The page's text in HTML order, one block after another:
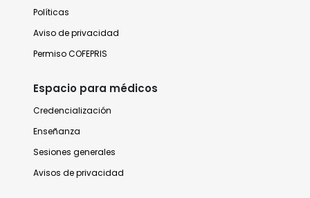
Políticas
Aviso de privacidad
Permiso COFEPRIS
Espacio para médicos
Credencialización
Enseñanza
Sesiones generales
Avisos de privacidad